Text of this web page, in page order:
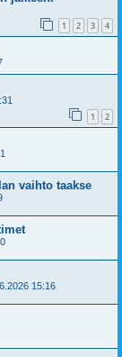
1 2 3 4
1 2
vaihto taakse
15:16